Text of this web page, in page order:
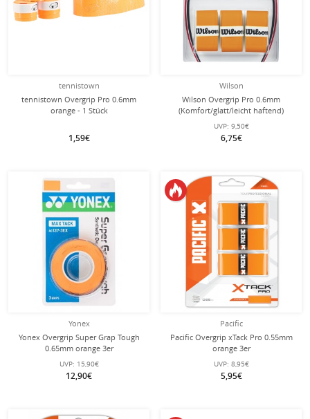
tennistown
tennistown Overgrip Pro 0.6mm
orange - 1 Stück
1,59€
Wilson
Wilson Overgrip Pro 0.6mm
(Komfort/glatt/leicht haftend)
orange 3er
UVP: 9,50€
6,75€
Yonex
Yonex Overgrip Super Grap Tough
0.65mm orange 3er
UVP: 15,90€
12,90€
Pacific
Pacific Overgrip xTack Pro 0.55mm
orange 3er
UVP: 8,95€
5,95€